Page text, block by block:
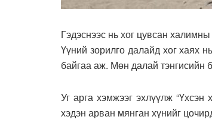
Гэдэснээс нь хог цувсан
Үүний зорилго далайд хог хаях
байгаа аж. Мөн далай тэнгисийн
Уг арга хэмжээг эхлүүлж
хэдэн арван мянган хүнийг